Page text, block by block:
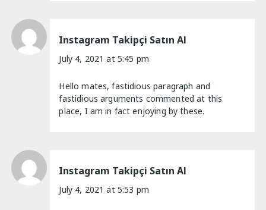
Instagram Takipçi Satın Al
July 4, 2021 at 5:45 pm
Hello mates, fastidious paragraph and
fastidious arguments commented at this
place, I am in fact enjoying by these.
Instagram Takipçi Satın Al
July 4, 2021 at 5:53 pm